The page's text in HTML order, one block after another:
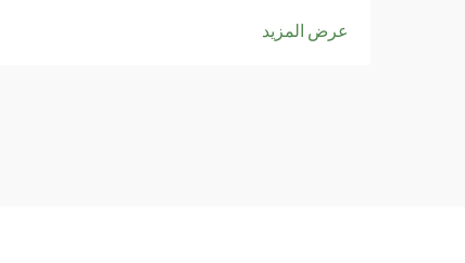
تركيبات فعلية لفعاليات ظرفية. تحول ملاعب
عرض المزيد